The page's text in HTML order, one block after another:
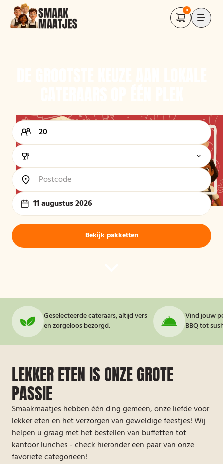
0
11 augustus 2026
Bekijk pakketten
Geselecteerde cateraars, altijd vers
en zorgeloos bezorgd.
Vind jouw
BBQ tot
LEKKER ETEN IS ONZE GROTE
PASSIE
Smaakmaatjes hebben één ding gemeen, onze liefde voor
lekker eten en het verzorgen van geweldige feestjes! Wij
helpen u graag met het bestellen van buffetten tot
kantoor lunches - check hieronder een paar van onze
favoriete categorieën!